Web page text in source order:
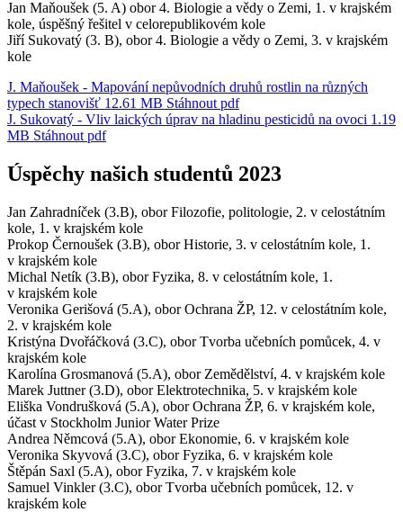
Jan Maňoušek (5. A) obor 4. Biologie a vědy o Zemi, 1. v krajském
kole, úspěšný řešitel v celorepublikovém kole
Jiří Sukovatý (3. B), obor 4. Biologie a vědy o Zemi, 3. v krajském
kole
J. Maňoušek - Mapování nepůvodních druhů rostlin na různých
typech stanovišť 12.61 MB Stáhnout pdf
J. Sukovatý - Vliv laických úprav na hladinu pesticidů na ovoci 1.19
MB Stáhnout pdf
Úspěchy našich studentů 2023
Jan Zahradníček (3.B), obor Filozofie, politologie, 2. v celostátním
kole, 1. v krajském kole
Prokop Černoušek (3.B), obor Historie, 3. v celostátním kole, 1.
v krajském kole
Michal Netík (3.B), obor Fyzika, 8. v celostátním kole, 1.
v krajském kole
Veronika Gerišová (5.A), obor Ochrana ŽP, 12. v celostátním kole,
2. v krajském kole
Kristýna Dvořáčková (3.C), obor Tvorba učebních pomůcek, 4. v
krajském kole
Karolína Grosmanová (5.A), obor Zemědělství, 4. v krajském kole
Marek Juttner (3.D), obor Elektrotechnika, 5. v krajském kole
Eliška Vondrušková (5.A), obor Ochrana ŽP, 6. v krajském kole,
účast v Stockholm Junior Water Prize
Andrea Němcová (5.A), obor Ekonomie, 6. v krajském kole
Veronika Skyvová (3.C), obor Fyzika, 6. v krajském kole
Štěpán Saxl (5.A), obor Fyzika, 7. v krajském kole
Samuel Vinkler (3.C), obor Tvorba učebních pomůcek, 12. v
krajském kole